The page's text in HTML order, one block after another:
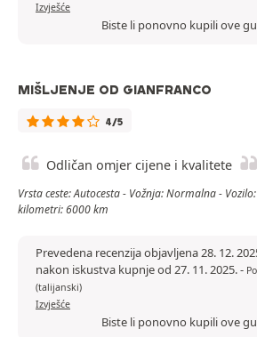
Izvješće
Biste li ponovno kupili ove
MIŠLJENJE OD GIANFRANCO
4/5
Odličan omjer cijene i kvalitete
Vrsta ceste: Autocesta - Vožnja: Normalna -
kilometri: 6000 km
Prevedena recenzija objavljena 28. 12.
nakon iskustva kupnje od 27. 11. 2025.-
(talijanski)
Izvješće
Biste li ponovno kupili ove